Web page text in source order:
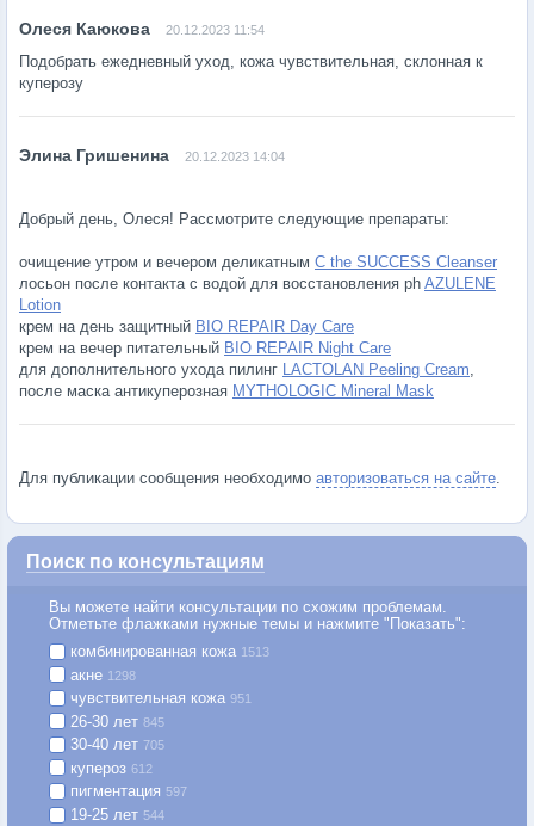
20.12.2023 11:54
Подобрать ежедневный уход, кожа чувствительная, склонная к
куперозу
20.12.2023 14:04
Добрый день, Олеся! Рассмотрите следующие препараты:
очищение утром и вечером деликатным C the SUCCESS Cleanser
лосьон после контакта с водой для восстановления ph AZULENE
Lotion
крем на день защитный BIO REPAIR Day Care
крем на вечер питательный BIO REPAIR Night Care
для дополнительного ухода пилинг LACTOLAN Peeling Cream,
после маска антикуперозная MYTHOLOGIC Mineral Mask
Для публикации сообщения необходимо авторизоваться на сайте.
Поиск по консультациям
Вы можете найти консультации по схожим проблемам.
Отметьте флажками нужные темы и нажмите "Показать":
комбинированная кожа 1513
акне 1298
чувствительная кожа 951
26-30 лет 845
30-40 лет 705
купероз 612
пигментация 597
19-25 лет 544